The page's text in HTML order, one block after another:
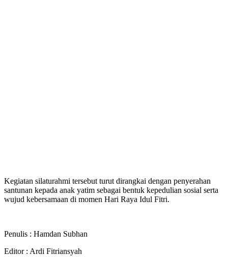
Kegiatan silaturahmi tersebut turut dirangkai dengan penyerahan
santunan kepada anak yatim sebagai bentuk kepedulian sosial serta
wujud kebersamaan di momen Hari Raya Idul Fitri.
Penulis : Hamdan Subhan
Editor : Ardi Fitriansyah